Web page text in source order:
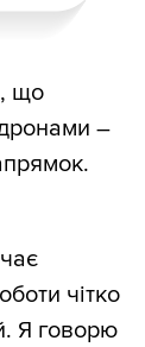
що
–
чітко
Я говорю